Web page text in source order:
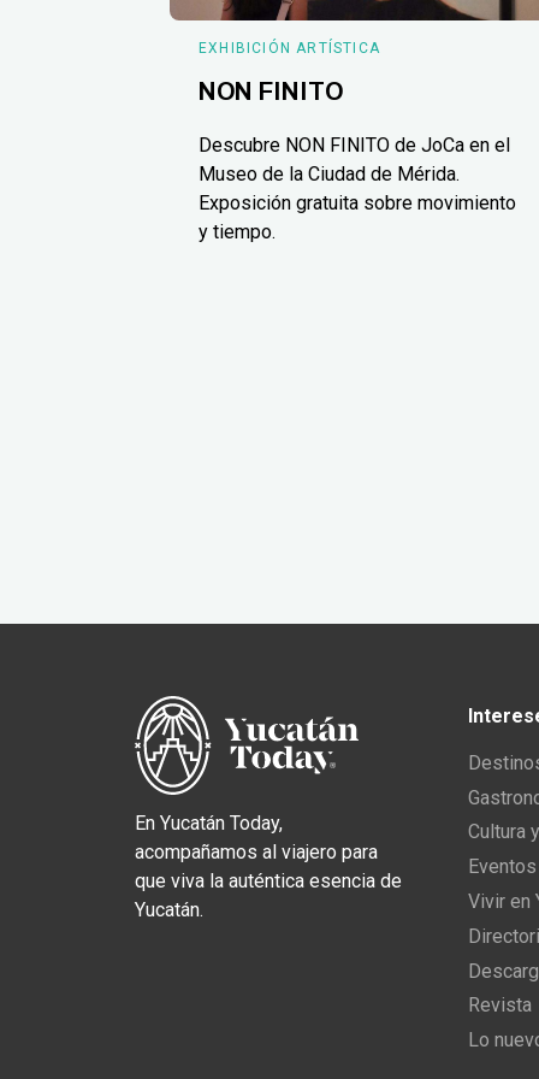
EXHIBICIÓN ARTÍSTICA
NON FINITO
Descubre NON FINITO de JoCa en el
Museo de la Ciudad de Mérida.
Exposición gratuita sobre movimiento
y tiempo.
En Yucatán Today,
acompañamos al viajero para
que viva la auténtica esencia de
Yucatán.
Cultura
Vivir en
Revista
Lo